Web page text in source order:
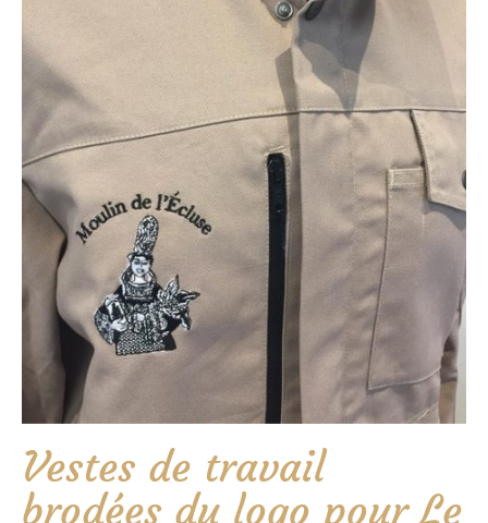
Vestes de travail
brodées du logo pour Le